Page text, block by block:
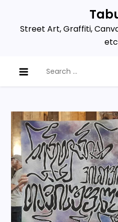
contentStreet Art, Graffiti,
for: